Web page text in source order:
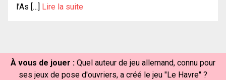
l’As […] Lire la suite
À vous de jouer : Quel auteur de jeu allemand, connu pour
ses jeux de pose d'ouvriers, a créé le jeu "Le Havre" ?